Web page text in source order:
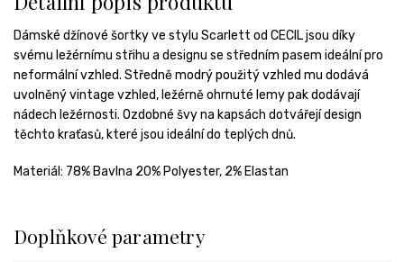
Dámské džínové šortky ve stylu Scarlett od CECIL jsou díky
svému ležérnímu střihu a designu se středním pasem ideální pro
neformální vzhled. Středně modrý použitý vzhled mu dodává
uvolněný vintage vzhled, ležérně ohrnuté lemy pak dodávají
nádech ležérnosti. Ozdobné švy na kapsách dotvářejí design
těchto kraťasů, které jsou ideální do teplých dnů.
Materiál: 78% Bavlna 20% Polyester, 2% Elastan
Doplňkové parametry